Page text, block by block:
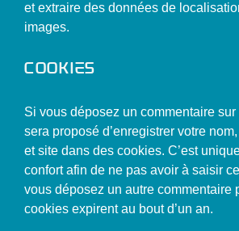
et extraire des données de
images.
Cookies
Si vous déposez un commentaire
sera proposé d’enregistrer votre
et site dans des cookies. C’est
confort afin de ne pas avoir à saisir
vous déposez un autre commentaire
cookies expirent au bout d’un an.